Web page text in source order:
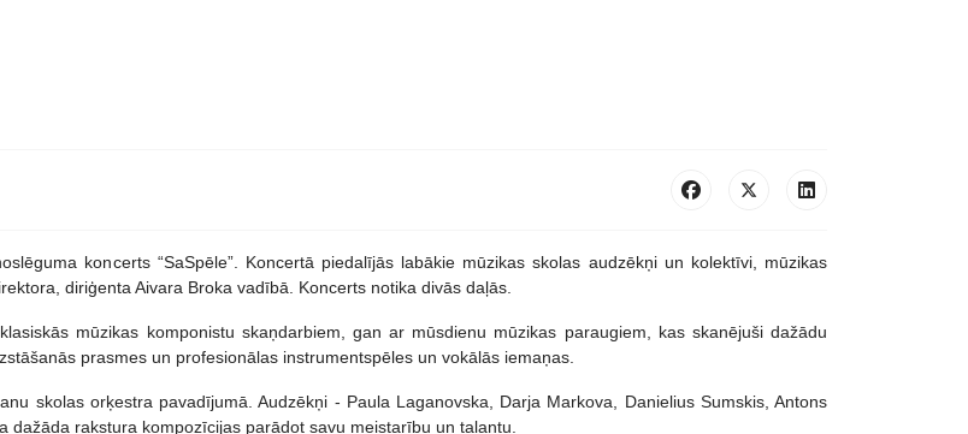
koncerts “SaSpēle”. Koncertā piedalījās labākie mūzikas skolas audzēkņi un kolektīvi, mūzikas
diriģenta Aivara Broka vadībā. Koncerts notika divās daļās.
mūzikas komponistu skaņdarbiem, gan ar mūsdienu mūzikas paraugiem, kas skanējuši dažādu
prasmes un profesionālas instrumentspēles un vokālās iemaņas.
skolas orķestra pavadījumā. Audzēkņi - Paula Laganovska, Darja Markova, Danielius Sumskis, Antons
rakstura kompozīcijas parādot savu meistarību un talantu.